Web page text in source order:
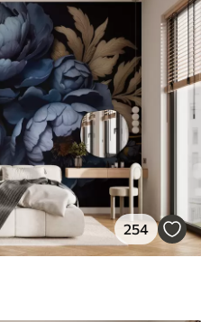
254